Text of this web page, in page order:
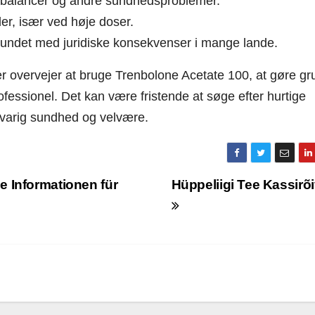
især ved høje doser.
med juridiske konsekvenser i mange lande.
overvejer at bruge Trenbolone Acetate 100, at gøre
Det kan være fristende at søge efter hurtige
sundhed og velvære.
Hüppeliigi Tee
Informationen für